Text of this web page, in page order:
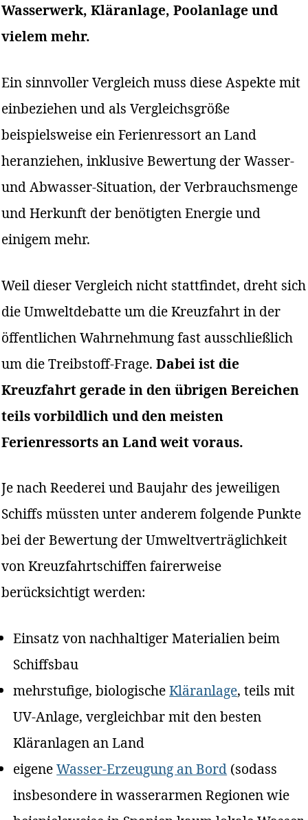
Wasserwerk, Kläranlage, Poolanlage und
vielem mehr.
Ein sinnvoller Vergleich muss diese Aspekte mit
einbeziehen und als Vergleichsgröße
beispielsweise ein Ferienressort an Land
heranziehen, inklusive Bewertung der Wasser-
und Abwasser-Situation, der Verbrauchsmenge
und Herkunft der benötigten Energie und
einigem mehr.
Weil dieser Vergleich nicht stattfindet, dreht sich
die Umweltdebatte um die Kreuzfahrt in der
öffentlichen Wahrnehmung fast ausschließlich
um die Treibstoff-Frage.Dabei ist die
Kreuzfahrt gerade in den übrigen Bereichen
teils vorbildlich und den meisten
Ferienressorts an Land weit voraus.
Je nach Reederei und Baujahr des jeweiligen
Schiffs müssten unter anderem folgende Punkte
bei der Bewertung der Umweltverträglichkeit
von Kreuzfahrtschiffen fairerweise
berücksichtigt werden:
Einsatz von nachhaltiger Materialien beim
Schiffsbau
mehrstufige, biologischeKläranlage, teils mit
UV-Anlage, vergleichbar mit den besten
Kläranlagen an Land
eigeneWasser-Erzeugung an Bord (sodass
insbesondere in wasserarmen Regionen wie